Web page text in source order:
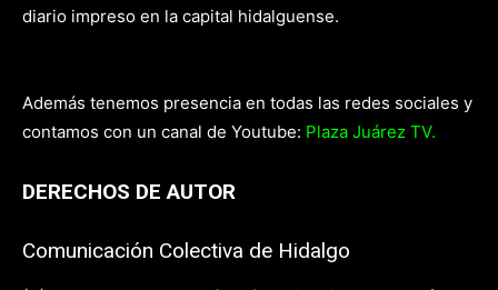
diario impreso en la capital hidalguense.
Además tenemos presencia en todas las redes sociales y
contamos con un canal de Youtube: Plaza Juárez TV.
DERECHOS DE AUTOR
Comunicación Colectiva de Hidalgo